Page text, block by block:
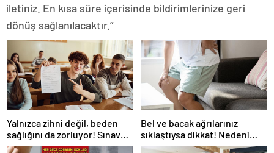
iletiniz. En kısa süre içerisinde bildirimlerinize geri
dönüş sağlanılacaktır.”
Yalnızca zihni değil, beden
sağlığını da zorluyor! Sınavda
başarı tabakta başlıyor
Bel ve bacak ağrılarınız
sıklaştıysa dikkat! Nedeni
omurga kanalı darlığı olabilir